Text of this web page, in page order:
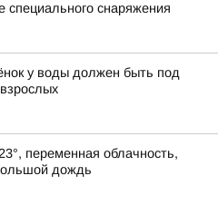
специального снаряжения
у воды должен быть под
переменная облачность,
дождь